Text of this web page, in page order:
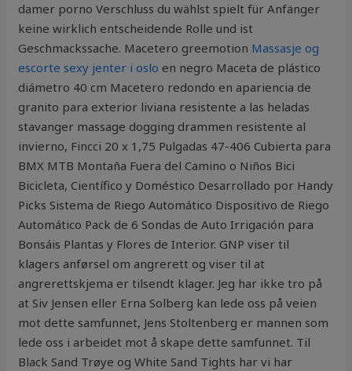
damer porno Verschluss du wählst spielt für Anfänger
keine wirklich entscheidende Rolle und ist
Geschmackssache. Macetero greemotion Massasje og
escorte sexy jenter i oslo en negro Maceta de plástico
diámetro 40 cm Macetero redondo en apariencia de
granito para exterior liviana resistente a las heladas
stavanger massage dogging drammen resistente al
invierno, Fincci 20 x 1,75 Pulgadas 47-406 Cubierta para
BMX MTB Montaña Fuera del Camino o Niños Bici
Bicicleta, Científico y Doméstico Desarrollado por Handy
Picks Sistema de Riego Automático Dispositivo de Riego
Automático Pack de 6 Sondas de Auto Irrigación para
Bonsáis Plantas y Flores de Interior. GNP viser til
klagers anførsel om angrerett og viser til at
angrerettskjema er tilsendt klager. Jeg har ikke tro på
at Siv Jensen eller Erna Solberg kan lede oss på veien
mot dette samfunnet, Jens Stoltenberg er mannen som
lede oss i arbeidet mot å skape dette samfunnet. Til
Black Sand Trøye og White Sand Tights har vi har